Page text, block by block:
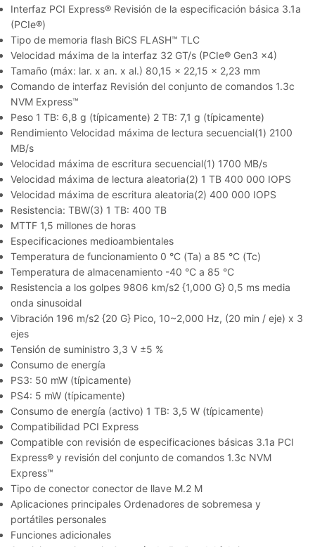
Interfaz PCI Express® Revisión de la especificación básica 3.1a
(PCIe®)
Tipo de memoria flash BiCS FLASH™ TLC
Velocidad máxima de la interfaz 32 GT/s (PCIe® Gen3 x4)
Tamaño (máx: lar. x an. x al.) 80,15 x 22,15 x 2,23 mm
Comando de interfaz Revisión del conjunto de comandos 1.3c
NVM Express™
Peso 1 TB: 6,8 g (típicamente) 2 TB: 7,1 g (típicamente)
Rendimiento Velocidad máxima de lectura secuencial(1) 2100
MB/s
Velocidad máxima de escritura secuencial(1) 1700 MB/s
Velocidad máxima de lectura aleatoria(2) 1 TB 400 000 IOPS
Velocidad máxima de escritura aleatoria(2) 400 000 IOPS
Resistencia: TBW(3) 1 TB: 400 TB
MTTF 1,5 millones de horas
Especificaciones medioambientales
Temperatura de funcionamiento 0 °C (Ta) a 85 °C (Tc)
Temperatura de almacenamiento -40 °C a 85 °C
Resistencia a los golpes 9806 km/s2 {1,000 G} 0,5 ms media
onda sinusoidal
Vibración 196 m/s2 {20 G} Pico, 10~2,000 Hz, (20 min / eje) x 3
ejes
Tensión de suministro 3,3 V ±5 %
Consumo de energía
PS3: 50 mW (típicamente)
PS4: 5 mW (típicamente)
Consumo de energía (activo) 1 TB: 3,5 W (típicamente)
Compatibilidad PCI Express
Compatible con revisión de especificaciones básicas 3.1a PCI
Express® y revisión del conjunto de comandos 1.3c NVM
Express™
Tipo de conector conector de llave M.2 M
Aplicaciones principales Ordenadores de sobremesa y
portátiles personales
Funciones adicionales